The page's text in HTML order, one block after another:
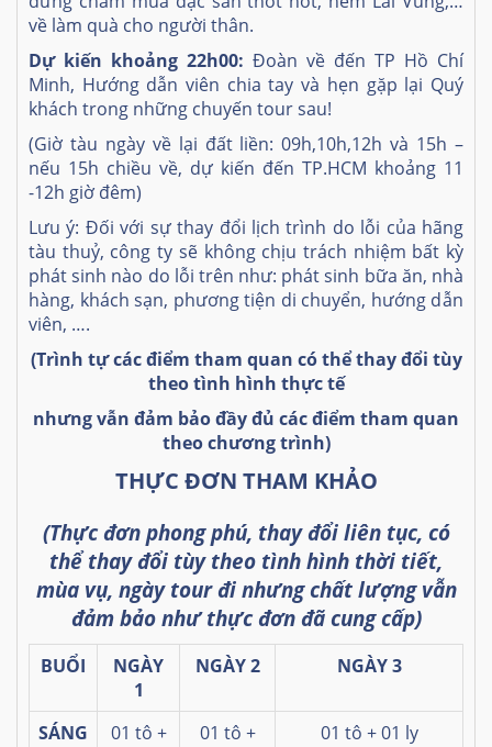
về làm quà cho người thân.
Dự kiến khoảng 22h00: Đoàn về đến TP Hồ Chí
Minh, Hướng dẫn viên chia tay và hẹn gặp lại Quý
khách trong những chuyến tour sau!
(Giờ tàu ngày về lại đất liền: 09h,10h,12h và 15h –
nếu 15h chiều về, dự kiến đến TP.HCM khoảng 11
-12h giờ đêm)
Lưuý: Đối với sựthay đổi lịch trình do lỗi của hãng
tàu thuỷ, công ty sẽkhông chịu trách nhiệm bất kỳ
phát sinh nào do lỗi trên như: phát sinh bữa ăn, nhà
hàng, khách sạn, phương tiện di chuyển, hướng dẫn
viên, ….
(Trình tựcácđiểm tham quan cóthểthayđổi tùy
theo tình hình thực tế
nhưng vẫn đảm bảođầyđủ cácđiểm tham quan
theo chương trình)
THỰC ĐƠN THAM KHẢO
(Thực đơn phong phú, thay đổi liên tục, có
thể thay đổi tùy theo tình hình thời tiết,
mùa vụ, ngày tour đi nhưng chất lượng vẫn
đảm bảo như thực đơn đã cung cấp)
BUỔI
NGÀY
1
NGÀY 2 NGÀY 3
SÁNG
01 tô +
01 tô +
01 tô + 01 ly